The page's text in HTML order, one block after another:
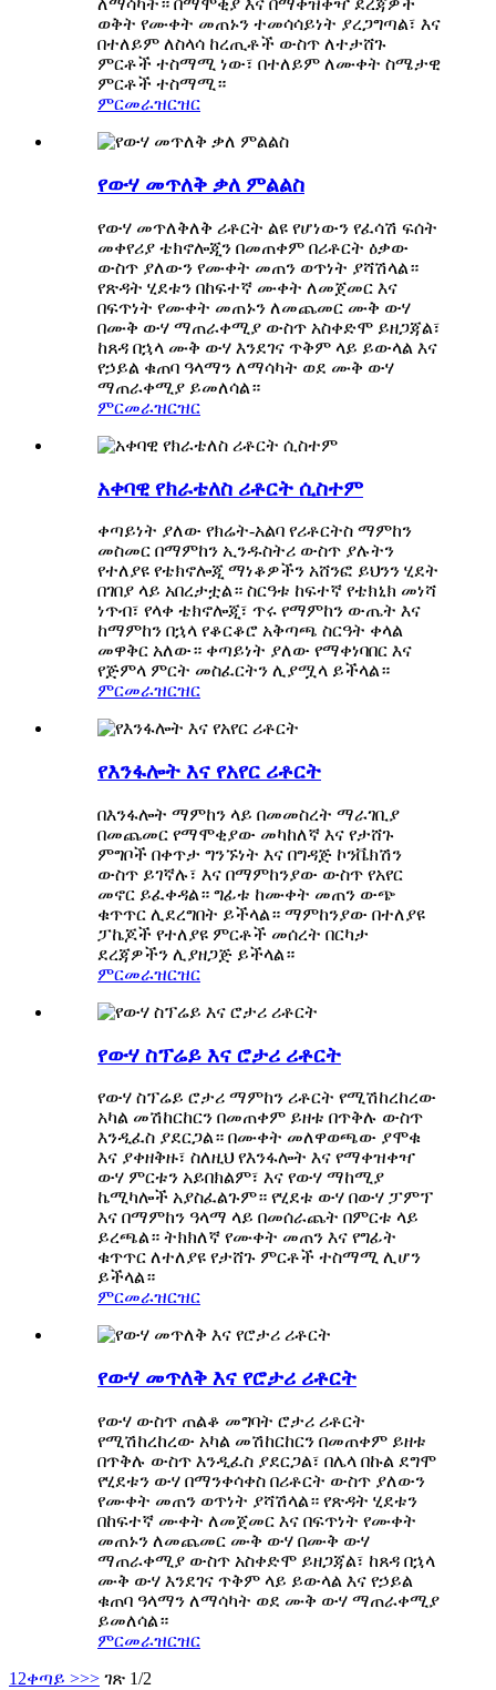
ለማሳካት። በማሞቂያ እና በማቀዝቀዣ ደረጃዎች
ወቅት የሙቀት መጠኑን ተመሳሳይነት ያረጋግጣል፣ እና
በተለይም ለስላሳ ከረጢቶች ውስጥ ለተታሸጉ
ምርቶች ተስማሚ ነው፣ በተለይም ለሙቀት ስሜታዊ
ምርቶች ተስማሚ።
ምርመራዝርዝር
የውሃ መጥለቅ ቃለ ምልልስ
የውሃ መጥለቅለቅ ሪቶርት ልዩ የሆነውን የፈሳሽ ፍሰት
መቀየሪያ ቴክኖሎጂን በመጠቀም በሪቶርት ዕቃው
ውስጥ ያለውን የሙቀት መጠን ወጥነት ያሻሽላል።
የጽዳት ሂደቱን በከፍተኛ ሙቀት ለመጀመር እና
በፍጥነት የሙቀት መጠኑን ለመጨመር ሙቅ ውሃ
በሙቅ ውሃ ማጠራቀሚያ ውስጥ አስቀድሞ ይዘጋጃል፣
ከጸዳ በኋላ ሙቅ ውሃ እንደገና ጥቅም ላይ ይውላል እና
የኃይል ቁጠባ ዓላማን ለማሳካት ወደ ሙቅ ውሃ
ማጠራቀሚያ ይመለሳል።
ምርመራዝርዝር
አቀባዊ የክራቴለስ ሪቶርት ሲስተም
ቀጣይነት ያለው የክሬት-አልባ የሪቶርትስ ማምከን
መስመር በማምከን ኢንዱስትሪ ውስጥ ያሉትን
የተለያዩ የቴክኖሎጂ ማነቆዎችን አሸንፎ ይህንን ሂደት
በገበያ ላይ አበረታቷል። ስርዓቱ ከፍተኛ የቴክኒክ መነሻ
ነጥብ፣ የላቀ ቴክኖሎጂ፣ ጥሩ የማምከን ውጤት እና
ከማምከን በኋላ የቆርቆሮ አቅጣጫ ስርዓት ቀላል
መዋቅር አለው። ቀጣይነት ያለው የማቀነባበር እና
የጅምላ ምርት መስፈርትን ሊያሟላ ይችላል።
ምርመራዝርዝር
የእንፋሎት እና የአየር ሪቶርት
በእንፋሎት ማምከን ላይ በመመስረት ማራገቢያ
በመጨመር የማሞቂያው መካከለኛ እና የታሸጉ
ምግቦች በቀጥታ ግንኙነት እና በግዳጅ ኮንቬክሽን
ውስጥ ይገኛሉ፣ እና በማምከንያው ውስጥ የአየር
መኖር ይፈቀዳል። ግፊቱ ከሙቀት መጠን ውጭ
ቁጥጥር ሊደረግበት ይችላል። ማምከንያው በተለያዩ
ፓኬጆች የተለያዩ ምርቶች መሰረት በርካታ
ደረጃዎችን ሊያዘጋጅ ይችላል።
ምርመራዝርዝር
የውሃ ስፕሬይ እና ሮታሪ ሪቶርት
የውሃ ስፕሬይ ሮታሪ ማምከን ሪቶርት የሚሽከረከረው
አካል መሽከርከርን በመጠቀም ይዘቱ በጥቅሉ ውስጥ
እንዲፈስ ያደርጋል። በሙቀት መለዋወጫው ያሞቁ
እና ያቀዘቅዙ፣ ስለዚህ የእንፋሎት እና የማቀዝቀዣ
ውሃ ምርቱን አይበክልም፣ እና የውሃ ማከሚያ
ኬሚካሎች አያስፈልጉም። የሂደቱ ውሃ በውሃ ፓምፕ
እና በማምከን ዓላማ ላይ በመሰራጨት በምርቱ ላይ
ይረጫል። ትክክለኛ የሙቀት መጠን እና የግፊት
ቁጥጥር ለተለያዩ የታሸጉ ምርቶች ተስማሚ ሊሆን
ይችላል።
ምርመራዝርዝር
የውሃ መጥለቅ እና የሮታሪ ሪቶርት
የውሃ ውስጥ ጠልቆ መግባት ሮታሪ ሪቶርት
የሚሽከረከረው አካል መሽከርከርን በመጠቀም ይዘቱ
በጥቅሉ ውስጥ እንዲፈስ ያደርጋል፣ በሌላ በኩል ደግሞ
የሂደቱን ውሃ በማንቀሳቀስ በሪቶርት ውስጥ ያለውን
የሙቀት መጠን ወጥነት ያሻሽላል። የጽዳት ሂደቱን
በከፍተኛ ሙቀት ለመጀመር እና በፍጥነት የሙቀት
መጠኑን ለመጨመር ሙቅ ውሃ በሙቅ ውሃ
ማጠራቀሚያ ውስጥ አስቀድሞ ይዘጋጃል፣ ከጸዳ በኋላ
ሙቅ ውሃ እንደገና ጥቅም ላይ ይውላል እና የኃይል
ቁጠባ ዓላማን ለማሳካት ወደ ሙቅ ውሃ ማጠራቀሚያ
ይመለሳል።
ምርመራዝርዝር
1 2ቀጣይ >>> ገጽ 1/2